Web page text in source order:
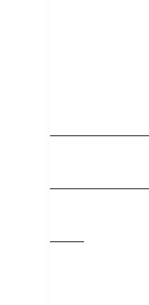
—–